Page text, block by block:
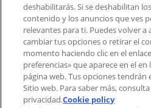
Índices
Marcas
Marcas locales
Negocios
deshabilitarás. Si se deshabilitan
contenido y los anuncios que ves
relevantes para ti. Puedes volver a
cambiar tus opciones o retirar el
momento haciendo clic en el
preferencias» que aparece en el
página web. Tus opciones
Sitio web. Para saber más,
privacidad.Cookie policy